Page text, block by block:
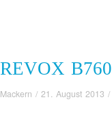
REVOX B760
Mackern / 21. August 2013 /